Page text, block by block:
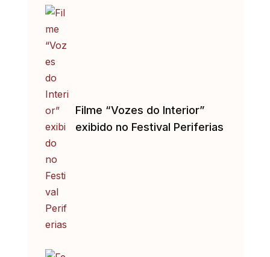
Filme “Vozes do Interior”
exibido no Festival Periferias